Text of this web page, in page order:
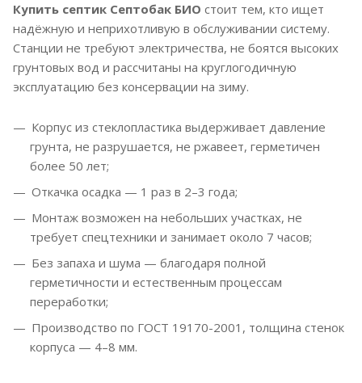
Купить септик Септобак БИО стоит тем, кто ищет
надёжную и неприхотливую в обслуживании систему.
Станции не требуют электричества, не боятся высоких
грунтовых вод и рассчитаны на круглогодичную
эксплуатацию без консервации на зиму.
Корпус из стеклопластика выдерживает давление
грунта, не разрушается, не ржавеет, герметичен
более 50 лет;
Откачка осадка — 1 раз в 2–3 года;
Монтаж возможен на небольших участках, не
требует спецтехники и занимает около 7 часов;
Без запаха и шума — благодаря полной
герметичности и естественным процессам
переработки;
Производство по ГОСТ 19170-2001, толщина стенок
корпуса — 4–8 мм.